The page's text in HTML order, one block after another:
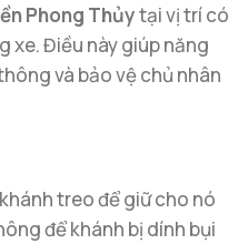
Phong Thủytại vị trí có
xe. Điều này giúp năng
và bảo vệ chủ nhân
treo để giữ cho nó
để khánh bị dính bụi